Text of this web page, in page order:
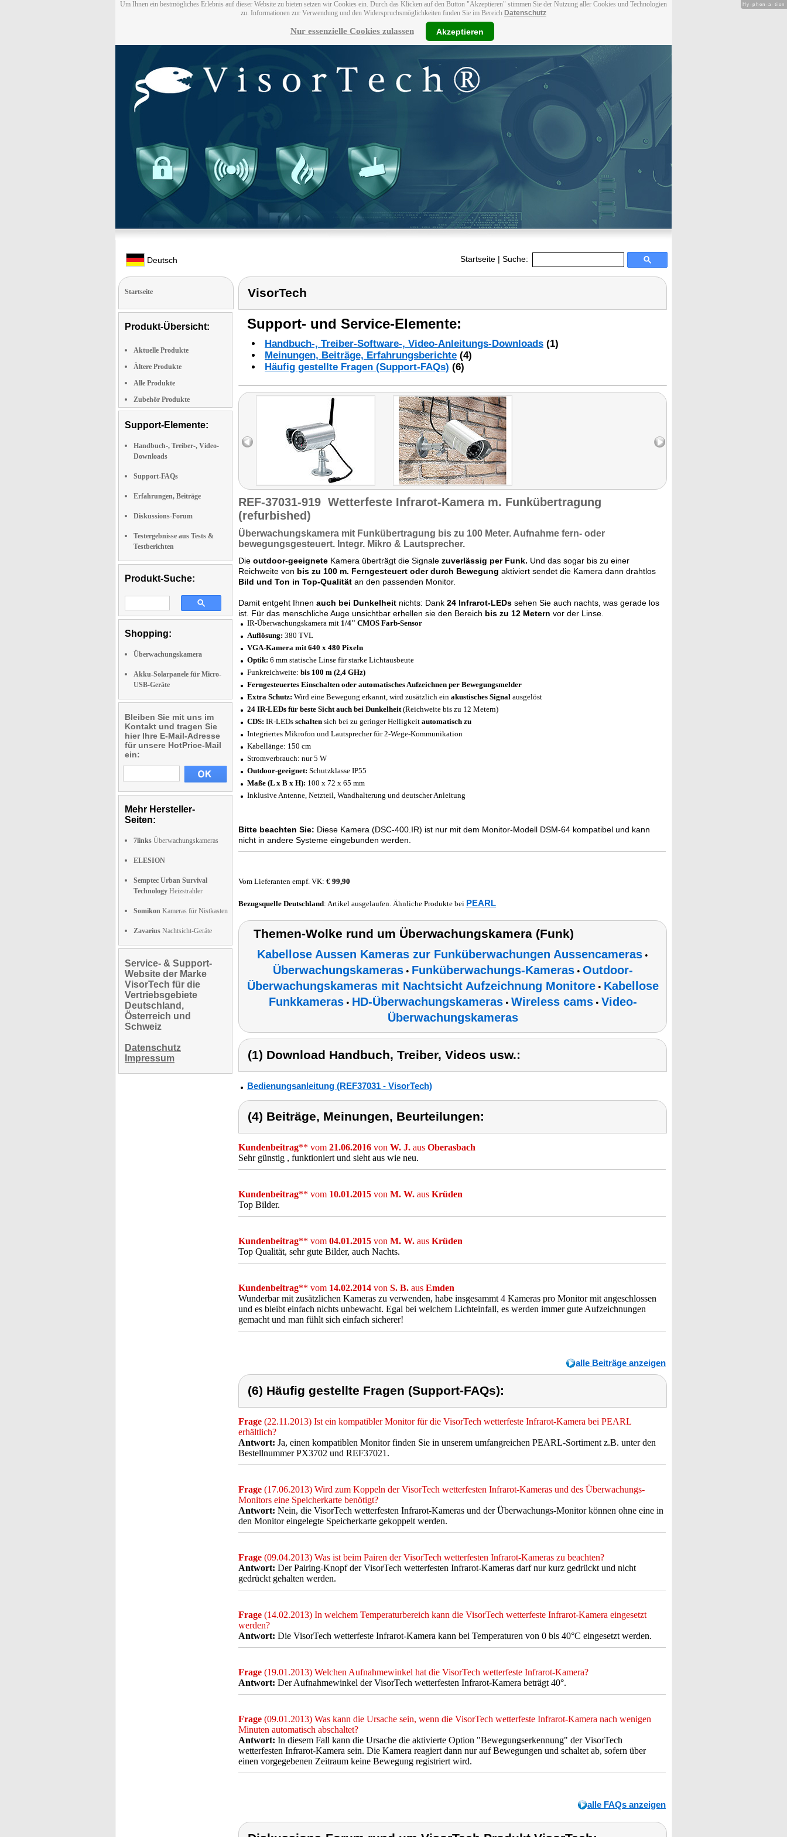
Um Ihnen ein bestmögliches Erlebnis auf dieser Website zu bieten setzen wir Cookies ein. Durch das Klicken auf den Button "Akzeptieren" stimmen Sie der Nutzung aller Cookies und Technologien
zu. Informationen zur Verwendung und den Widerspruchsmöglichkeiten finden Sie im Bereich Datenschutz
Nur essenzielle Cookies zulassen Akzeptieren
Deutsch Startseite | Suche:
Startseite
Produkt-Übersicht:
Aktuelle Produkte
Ältere Produkte
Alle Produkte
Zubehör Produkte
Support-Elemente:
Handbuch-, Treiber-, Video-
Downloads
Support-FAQs
Erfahrungen, Beiträge
Diskussions-Forum
Testergebnisse aus Tests &
Testberichten
Produkt-Suche:
Shopping:
Überwachungskamera
Akku-Solarpanele für Micro-
USB-Geräte
Bleiben Sie mit uns im
Kontakt und tragen Sie
hier Ihre E-Mail-Adresse
für unsere HotPrice-Mail
ein:
Mehr Hersteller-
Seiten:
7links Überwachungskameras
ELESION
Semptec Urban Survival
Technology Heizstrahler
Somikon Kameras für Nistkasten
Zavarius Nachtsicht-Geräte
Service- & Support-
Website der Marke
VisorTech für die
Vertriebsgebiete
Deutschland,
Österreich und
Schweiz
Datenschutz
Impressum
VisorTech
Support- und Service-Elemente:
Handbuch-, Treiber-Software-, Video-Anleitungs-Downloads (1)
Meinungen, Beiträge, Erfahrungsberichte (4)
Häufig gestellte Fragen (Support-FAQs) (6)
REF-37031-919 Wetterfeste Infrarot-Kamera m. Funkübertragung
(refurbished)
Überwachungskamera mit Funkübertragung bis zu 100 Meter. Aufnahme fern- oder
bewegungsgesteuert. Integr. Mikro & Lautsprecher.
Die outdoor-geeignete Kamera überträgt die Signale zuverlässig per Funk. Und das sogar bis zu einer
Reichweite von bis zu 100 m. Ferngesteuert oder durch Bewegung aktiviert sendet die Kamera dann drahtlos
Bild und Ton in Top-Qualität an den passenden Monitor.
Damit entgeht Ihnen auch bei Dunkelheit nichts: Dank 24 Infrarot-LEDs sehen Sie auch nachts, was gerade los
ist. Für das menschliche Auge unsichtbar erhellen sie den Bereich bis zu 12 Metern vor der Linse.
IR-Überwachungskamera mit 1/4" CMOS Farb-Sensor
Auflösung: 380 TVL
VGA-Kamera mit 640 x 480 Pixeln
Optik: 6 mm statische Linse für starke Lichtausbeute
Funkreichweite: bis 100 m (2,4 GHz)
Ferngesteuertes Einschalten oder automatisches Aufzeichnen per Bewegungsmelder
Extra Schutz: Wird eine Bewegung erkannt, wird zusätzlich ein akustisches Signal ausgelöst
24 IR-LEDs für beste Sicht auch bei Dunkelheit(Reichweite bis zu 12 Metern)
CDS: IR-LEDs schalten sich bei zu geringer Helligkeit automatisch zu
Integriertes Mikrofon und Lautsprecher für 2-Wege-Kommunikation
Kabellänge: 150 cm
Stromverbrauch: nur 5 W
Outdoor-geeignet: Schutzklasse IP55
Maße (L x B x H): 100 x 72 x 65 mm
Inklusive Antenne, Netzteil, Wandhalterung und deutscher Anleitung
Bitte beachten Sie: Diese Kamera (DSC-400.IR) ist nur mit dem Monitor-Modell DSM-64 kompatibel und kann
nicht in andere Systeme eingebunden werden.
Vom Lieferanten empf. VK: € 99,90
Bezugsquelle Deutschland: Artikel ausgelaufen. Ähnliche Produkte bei PEARL
Themen-Wolke rund um Überwachungskamera (Funk)
Kabellose Aussen Kameras zur Funküberwachungen Aussencameras •
Überwachungskameras• Funküberwachungs-Kameras• Outdoor-
Überwachungskameras mit Nachtsicht Aufzeichnung Monitore• Kabellose
Funkkameras• HD-Überwachungskameras• Wireless cams• Video-
Überwachungskameras
(1) Download Handbuch, Treiber, Videos usw.:
Bedienungsanleitung (REF37031 - VisorTech)
(4) Beiträge, Meinungen, Beurteilungen:
Kundenbeitrag** vom 21.06.2016 von W. J. aus Oberasbach
Sehr günstig , funktioniert und sieht aus wie neu.
Kundenbeitrag** vom 10.01.2015 von M. W. aus Krüden
Top Bilder.
Kundenbeitrag** vom 04.01.2015 von M. W. aus Krüden
Top Qualität, sehr gute Bilder, auch Nachts.
Kundenbeitrag** vom 14.02.2014 von S. B. aus Emden
Wunderbar mit zusätzlichen Kameras zu verwenden, habe insgesammt 4 Kameras pro Monitor mit angeschlossen
und es bleibt einfach nichts unbewacht. Egal bei welchem Lichteinfall, es werden immer gute Aufzeichnungen
gemacht und man fühlt sich einfach sicherer!
alle Beiträge anzeigen
(6) Häufig gestellte Fragen (Support-FAQs):
Frage (22.11.2013) Ist ein kompatibler Monitor für die VisorTech wetterfeste Infrarot-Kamera bei PEARL
erhältlich?
Antwort: Ja, einen kompatiblen Monitor finden Sie in unserem umfangreichen PEARL-Sortiment z.B. unter den
Bestellnummer PX3702 und REF37021.
Frage (17.06.2013) Wird zum Koppeln der VisorTech wetterfesten Infrarot-Kameras und des Überwachungs-
Monitors eine Speicherkarte benötigt?
Antwort: Nein, die VisorTech wetterfesten Infrarot-Kameras und der Überwachungs-Monitor können ohne eine in
den Monitor eingelegte Speicherkarte gekoppelt werden.
Frage (09.04.2013) Was ist beim Pairen der VisorTech wetterfesten Infrarot-Kameras zu beachten?
Antwort: Der Pairing-Knopf der VisorTech wetterfesten Infrarot-Kameras darf nur kurz gedrückt und nicht
gedrückt gehalten werden.
Frage (14.02.2013) In welchem Temperaturbereich kann die VisorTech wetterfeste Infrarot-Kamera eingesetzt
werden?
Antwort: Die VisorTech wetterfeste Infrarot-Kamera kann bei Temperaturen von 0 bis 40°C eingesetzt werden.
Frage (19.01.2013) Welchen Aufnahmewinkel hat die VisorTech wetterfeste Infrarot-Kamera?
Antwort: Der Aufnahmewinkel der VisorTech wetterfesten Infrarot-Kamera beträgt 40°.
Frage (09.01.2013) Was kann die Ursache sein, wenn die VisorTech wetterfeste Infrarot-Kamera nach wenigen
Minuten automatisch abschaltet?
Antwort: In diesem Fall kann die Ursache die aktivierte Option "Bewegungserkennung" der VisorTech
wetterfesten Infrarot-Kamera sein. Die Kamera reagiert dann nur auf Bewegungen und schaltet ab, sofern über
einen vorgegebenen Zeitraum keine Bewegung registriert wird.
alle FAQs anzeigen
Hy-phen-a-tion